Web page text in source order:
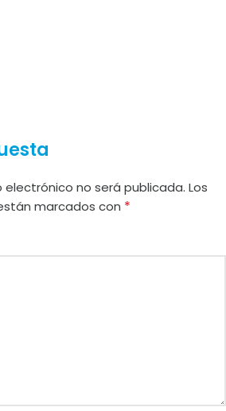
electrónico no será publicada. Los
marcados con *